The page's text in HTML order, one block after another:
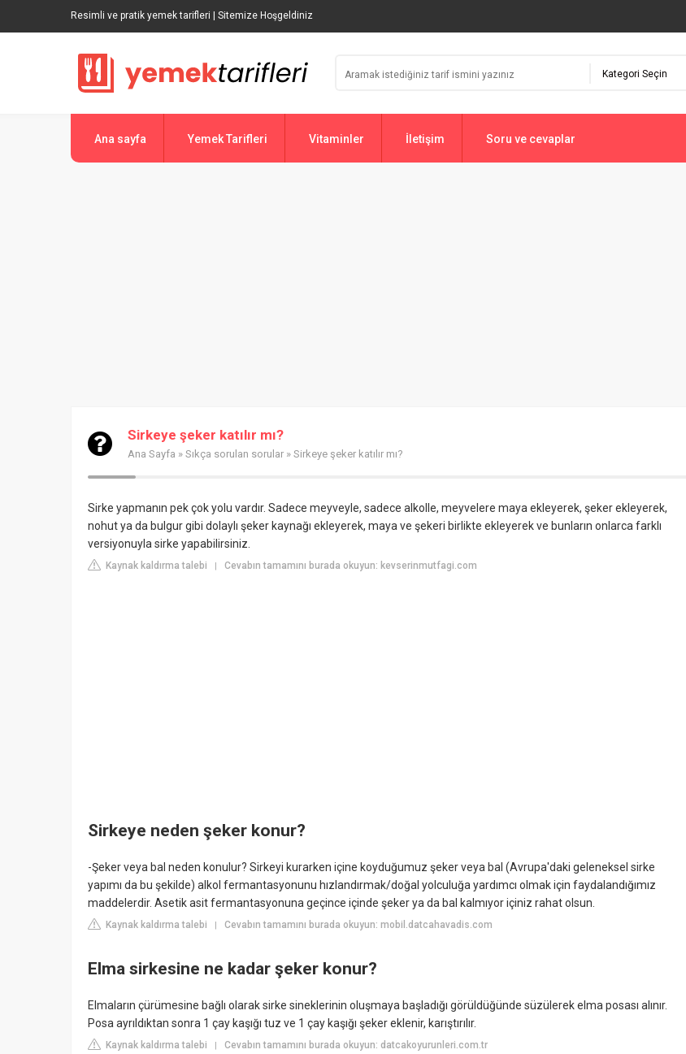
Resimli ve pratik yemek tarifleri | Sitemize Hoşgeldiniz
Ana sayfa Yemek Tarifleri Vitaminler İletişim Soru ve cevaplar
Sirkeye şeker katılır mı?
Ana Sayfa » Sıkça sorulan sorular » Sirkeye şeker katılır mı?
Sirke yapmanın pek çok yolu vardır. Sadece meyveyle, sadece alkolle, meyvelere maya ekleyerek, şeker ekleyerek,
nohut ya da bulgur gibi dolaylı şeker kaynağı ekleyerek, maya ve şekeri birlikte ekleyerek ve bunların onlarca farklı
versiyonuyla sirke yapabilirsiniz.
Kaynak kaldırma talebi | Cevabın tamamını burada okuyun: kevserinmutfagi.com
Sirkeye neden şeker konur?
-Şeker veya bal neden konulur? Sirkeyi kurarken içine koyduğumuz şeker veya bal (Avrupa'daki geleneksel sirke
yapımı da bu şekilde) alkol fermantasyonunu hızlandırmak/doğal yolculuğa yardımcı olmak için faydalandığımız
maddelerdir. Asetik asit fermantasyonuna geçince içinde şeker ya da bal kalmıyor içiniz rahat olsun.
Kaynak kaldırma talebi Cevabın tamamını burada okuyun: mobil.datcahavadis.com
Elma sirkesine ne kadar şeker konur?
Elmaların çürümesine bağlı olarak sirke sineklerinin oluşmaya başladığı görüldüğünde süzülerek elma posası alınır.
Posa ayrıldıktan sonra 1 çay kaşığı tuz ve 1 çay kaşığı şeker eklenir, karıştırılır.
Kaynak kaldırma talebi Cevabın tamamını burada okuyun: datcakoyurunleri.com.tr